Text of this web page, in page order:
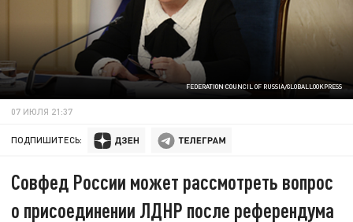
FEDERATION COUNCIL OF RUSSIA/GLOBALLOOKPRESS
07 ИЮЛЯ 21:37
ПОДПИШИТЕСЬ:
Совфед России может рассмотреть вопрос
о присоединении ЛДНР после референдума